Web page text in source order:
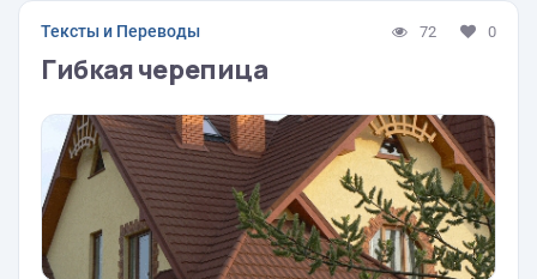
Тексты и Переводы 72 0
Гибкая черепица